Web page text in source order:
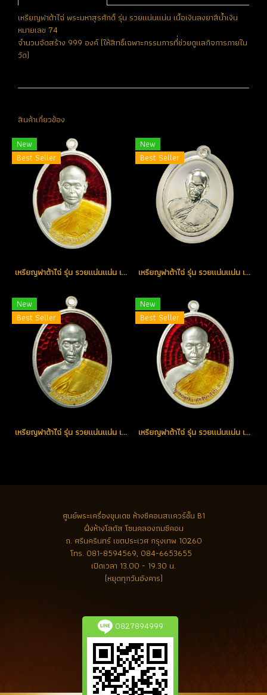
เหรียญฟาต้าไฉ่ พระมหาสุรศักดิ์ รุ่น รวยแน่นแน่น เนื้อเงินลงยาสีน้ำเงิน
หมายเลข 74
จำนวนจัดสร้าง 999 องค์ (ให้สิทธิ์เฉพาะกรรมการที่่ช่วยดูแลกิจการภายใน
วัด)
สินค้าเกี่ยวข้อง
New
Best Seller
เหรียญฟาต้าไฉ่ รุ่น รวยแน่นแน่น เนื้อเงินลงยาสีแดง หมายเลข 403 (โทรถาม)
New
Best Seller
เหรียญฟาต้าไฉ่ รุ่น รวยแน่นแน่น เนื้อเงินไม่ตัดปีก จารมือหลวงพ่อ หมายเลข 90 (โทรถาม)
New
Best Seller
เหรียญฟาต้าไฉ่ รุ่น รวยแน่นแน่น เนื้อเงินลงยาสีแดง หมายเลข 205 (โทรถาม)
New
Best Seller
เหรียญฟาต้าไฉ่ รุ่น รวยแน่นแน่น เนื้อเงินลงยาสีแดง หมายเลข 413 (โทรถาม)
ศูนย์พระเครื่องขุนเดช ห้างซีคอนสแควร์ชั้น B1
ฝั่งห้างโลตัส โซนคลองถมซีคอน
ถ. ศรีนครินทร์ เขตประเวศ กรุงเทพ 10260
โทร. 081-8594569, 084-6653655
เปิดเวลา 13.00 - 19.30 น.
(หยุดทุกวันอังคาร)
0827894999